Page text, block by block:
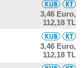
3,46 Euro,
112,18 TL
3,46 Euro,
112,18 TL